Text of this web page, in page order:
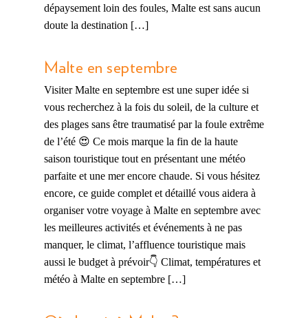
dépaysement loin des foules, Malte est sans aucun
doute la destination […]
Malte en septembre
Visiter Malte en septembre est une super idée si
vous recherchez à la fois du soleil, de la culture et
des plages sans être traumatisé par la foule extrême
de l’été 😍 Ce mois marque la fin de la haute
saison touristique tout en présentant une météo
parfaite et une mer encore chaude. Si vous hésitez
encore, ce guide complet et détaillé vous aidera à
organiser votre voyage à Malte en septembre avec
les meilleures activités et événements à ne pas
manquer, le climat, l’affluence touristique mais
aussi le budget à prévoir👇 Climat, températures et
météo à Malte en septembre […]